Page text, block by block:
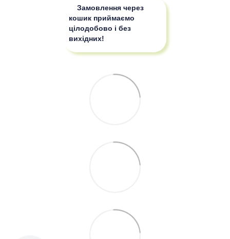
Замовлення через
кошик приймаємо
цілодобово і без
вихідних!